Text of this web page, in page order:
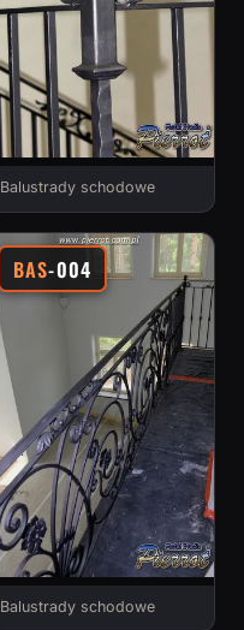
Balustrady schodowe
BAS-004
Balustrady schodowe